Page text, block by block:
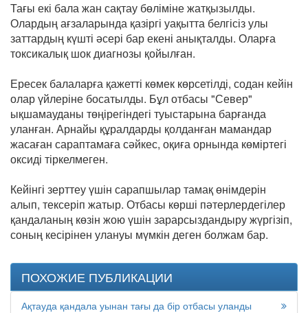
Тағы екі бала жан сақтау бөліміне жатқызылды.
Олардың ағзаларында қазіргі уақытта белгісіз улы
заттардың күшті әсері бар екені анықталды. Оларға
токсикалық шок диагнозы қойылған.
Ересек балаларға қажетті көмек көрсетілді, содан кейін
олар үйлеріне босатылды. Бұл отбасы "Север"
ықшамауданы төңірегіндегі туыстарына барғанда
уланған. Арнайы құралдарды қолданған мамандар
жасаған сараптамаға сәйкес, оқиға орнында көміртегі
оксиді тіркелмеген.
Кейінгі зерттеу үшін сарапшылар тамақ өнімдерін
алып, тексеріп жатыр. Отбасы көрші пәтерлердегілер
қандаланың көзін жою үшін зарарсыздандыру жүргізіп,
соның кесірінен улануы мүмкін деген болжам бар.
ПОХОЖИЕ ПУБЛИКАЦИИ
Ақтауда қандала уынан тағы да бір отбасы уланды